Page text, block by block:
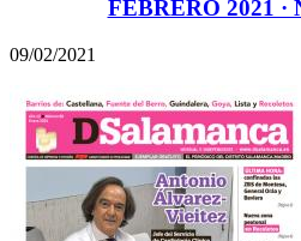
FEBRERO 2021 ·
09/02/2021